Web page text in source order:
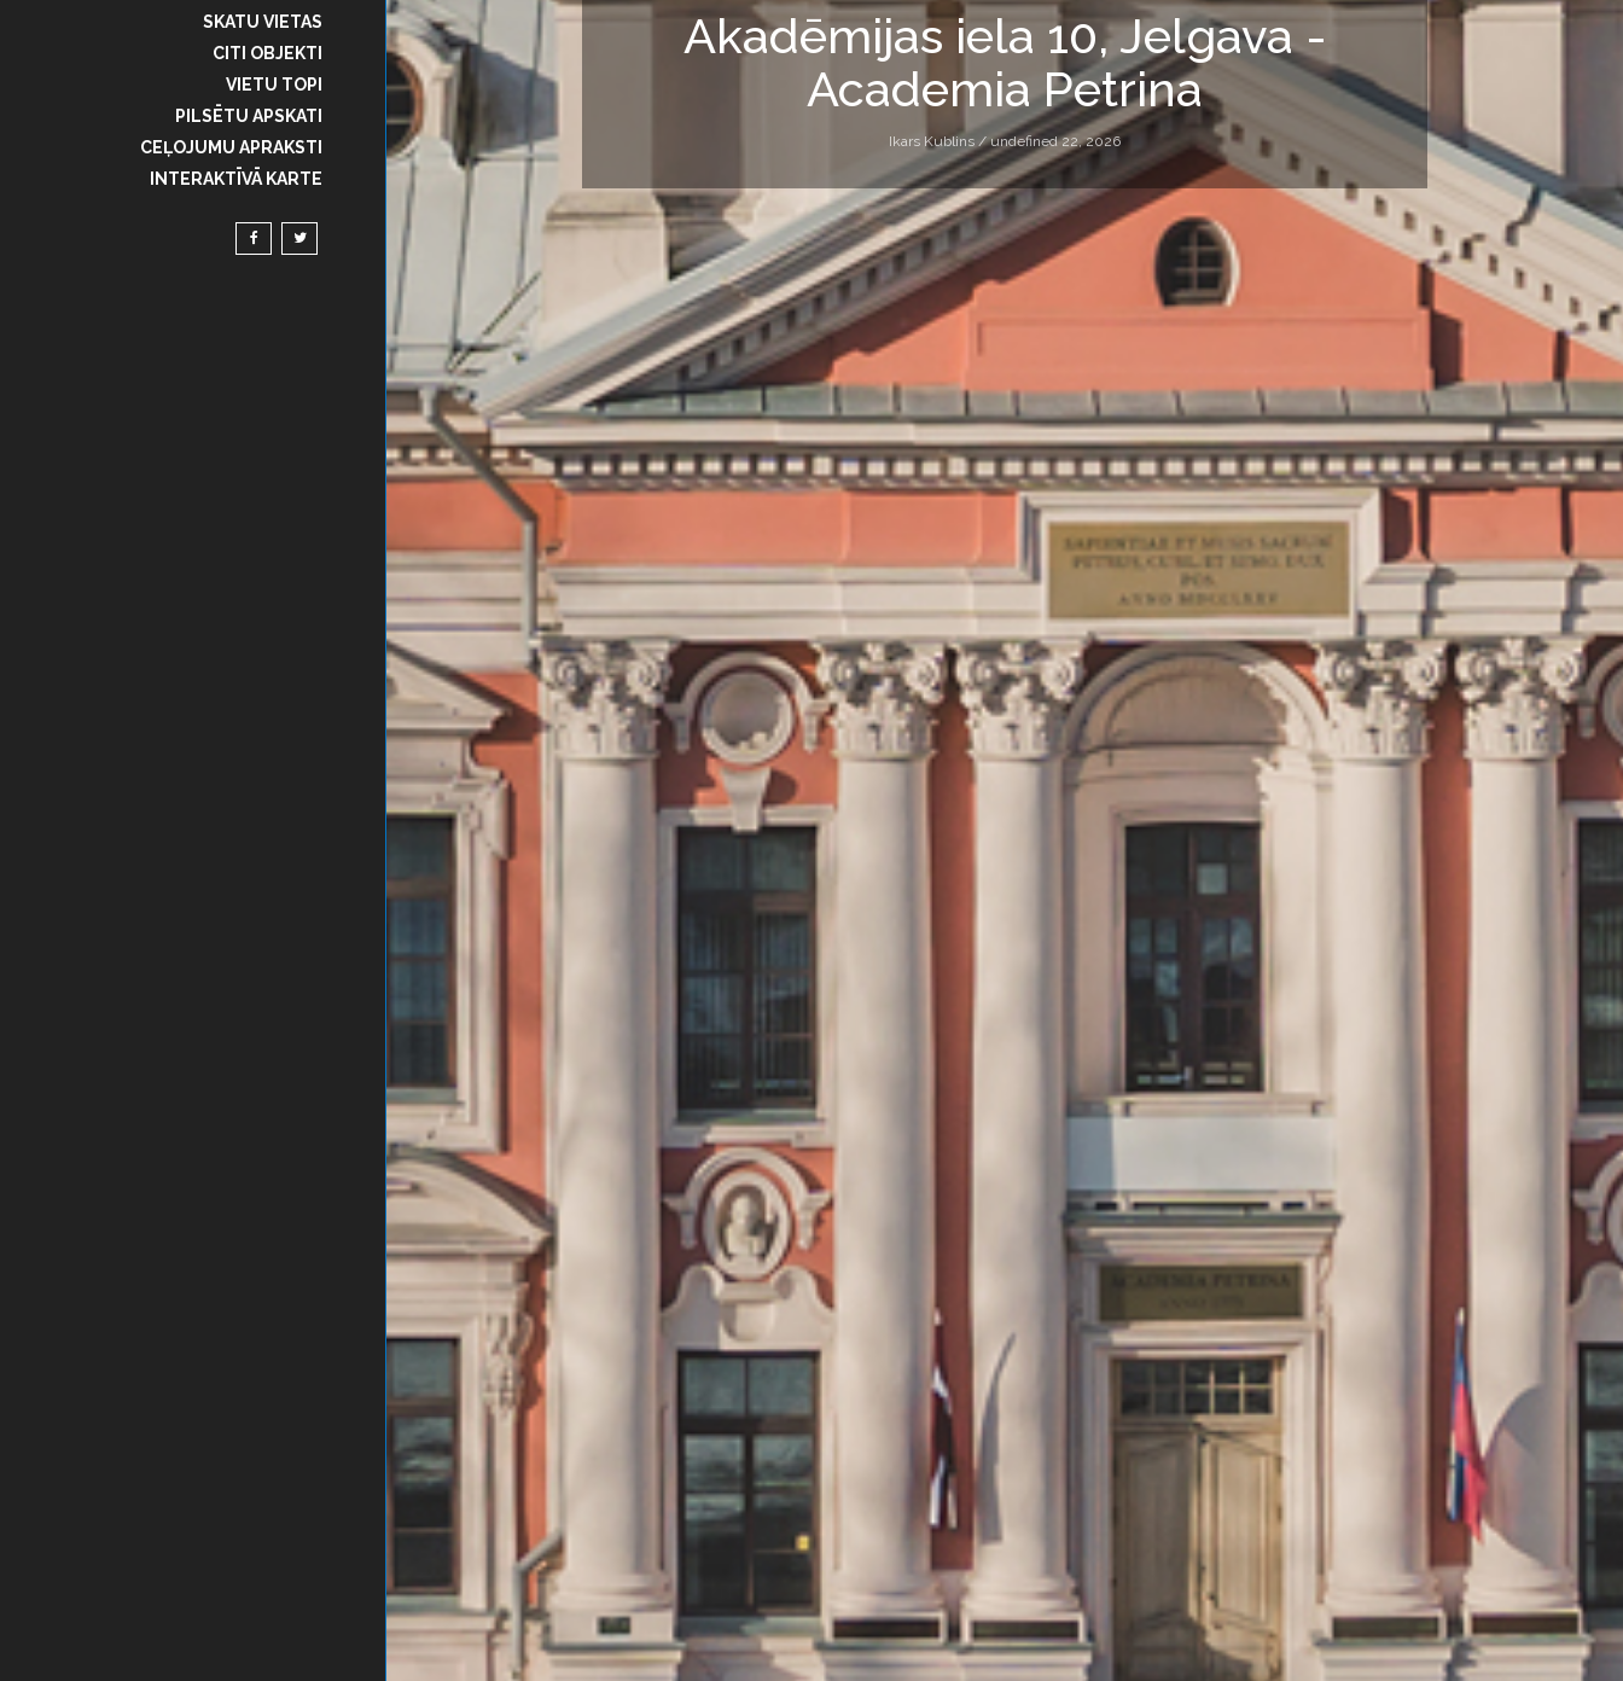
SKATU VIETAS
CITI OBJEKTI
VIETU TOPI
PILSĒTU APSKATI
CEĻOJUMU APRAKSTI
INTERAKTĪVĀ KARTE
Akadēmijas iela 10, Jelgava -
Academia Petrina
Ikars Kublins /undefined 22, 2026